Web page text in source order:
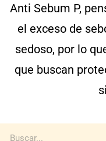
Anti Sebum P,
el exceso de
sedoso, por lo
que buscan